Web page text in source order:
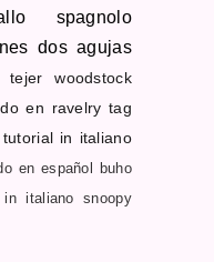
spagnolo
dos agujas
tejer
woodstock
en ravelry tag
tutorial in italiano
en español
buho
italiano
snoopy